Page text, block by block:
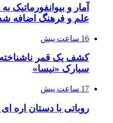
آمار و
علم و فرهنگ اضافه
16 ساعت پیش
کشف یک قمر
سیارک «نیسا»
17 ساعت پیش
روباتی با دستان اره